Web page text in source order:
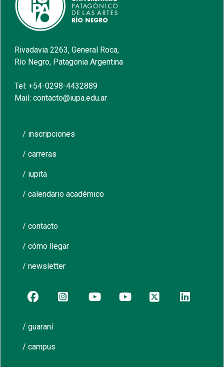
Rivadavia 2263, General Roca,
Río Negro, Patagonia Argentina
Tel: +54-0298-4432889
Mail: contacto@iupa.edu.ar
/ inscripciones
/ carreras
/ iupita
/ calendario académico
/ contacto
/ cómo llegar
/ newsletter
/ guaraní
/ campus